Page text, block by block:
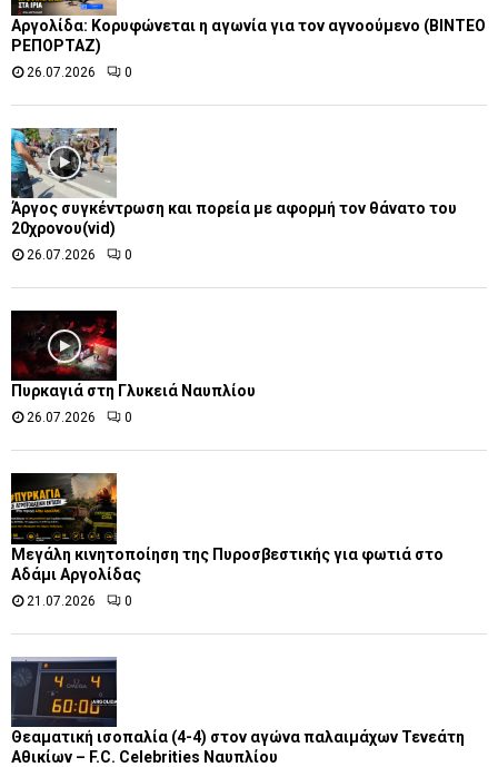
Αργολίδα: Κορυφώνεται η αγωνία για τον αγνοούμενο (ΒΙΝΤΕΟ
ΡΕΠΟΡΤΑΖ)
26.07.2026 0
Άργος συγκέντρωση και πορεία με αφορμή τον θάνατο του
20χρονου(vid)
26.07.2026 0
Πυρκαγιά στη Γλυκειά Ναυπλίου
26.07.2026 0
Μεγάλη κινητοποίηση της Πυροσβεστικής για φωτιά στο
Αδάμι Αργολίδας
21.07.2026 0
Θεαματική ισοπαλία (4-4) στον αγώνα παλαιμάχων Τενεάτη
Αθικίων – F.C. Celebrities Ναυπλίου